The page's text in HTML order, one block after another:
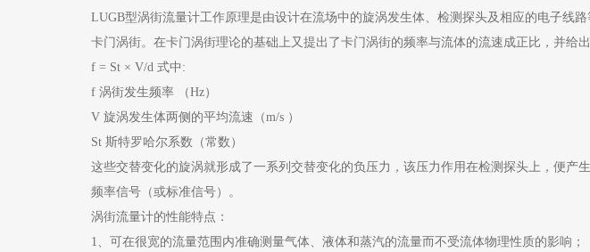
LUGB型涡街流量计工作原理是由设计在流场中的旋涡发生体、检测探头及相应的电子线
卡门涡街。在卡门涡街理论的基础上又提出了卡门涡街的频率与流体的流速成正比，并给
f = St × V/d 式中:
f 涡街发生频率 （Hz）
V 旋涡发生体两侧的平均流速（m/s ）
St 斯特罗哈尔系数（常数）
这些交替变化的旋涡就形成了一系列交替变化的负压力，该压力作用在检测探头上，便
频率信号（或标准信号）。
涡街流量计的性能特点：
1、可在很宽的流量范围内准确测量气体、液体和蒸汽的流量而不受流体物理性质的影响；